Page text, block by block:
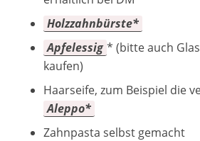
Holzzahnbürste*
Apfelessig * (bitte auch
kaufen)
Haarseife, zum Beispiel die
Aleppo*
Zahnpasta selbst gemacht